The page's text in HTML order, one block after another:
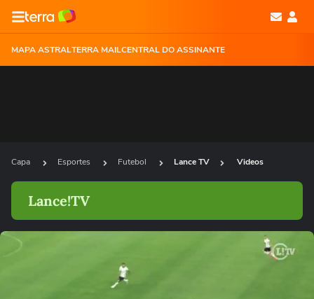
MAPA ASTRALTERRA MAILCENTRAL DO ASSINANTE
Capa Esportes Futebol Lance TV Videos
Lance!TV